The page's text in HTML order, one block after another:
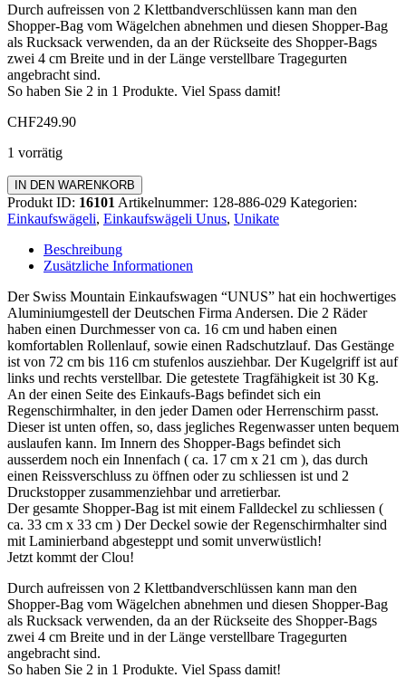
Durch aufreissen von 2 Klettbandverschlüssen kann man den
Shopper-Bag vom Wägelchen abnehmen und diesen Shopper-Bag
als Rucksack verwenden, da an der Rückseite des Shopper-Bags
zwei 4 cm Breite und in der Länge verstellbare Tragegurten
angebracht sind.
So haben Sie 2 in 1 Produkte. Viel Spass damit!
CHF249.90
1 vorrätig
Einkaufswägeli
"UNUS"
Menge
IN DEN WARENKORB
Produkt ID: 16101 Artikelnummer: 128-886-029 Kategorien:
Einkaufswägeli, Einkaufswägeli Unus, Unikate
Beschreibung
Zusätzliche Informationen
Der Swiss Mountain Einkaufswagen “UNUS” hat ein hochwertiges
Aluminiumgestell der Deutschen Firma Andersen. Die 2 Räder
haben einen Durchmesser von ca. 16 cm und haben einen
komfortablen Rollenlauf, sowie einen Radschutzlauf. Das Gestänge
ist von 72 cm bis 116 cm stufenlos ausziehbar. Der Kugelgriff ist auf
links und rechts verstellbar. Die getestete Tragfähigkeit ist 30 Kg.
An der einen Seite des Einkaufs-Bags befindet sich ein
Regenschirmhalter, in den jeder Damen oder Herrenschirm passt.
Dieser ist unten offen, so, dass jegliches Regenwasser unten bequem
auslaufen kann. Im Innern des Shopper-Bags befindet sich
ausserdem noch ein Innenfach ( ca. 17 cm x 21 cm ), das durch
einen Reissverschluss zu öffnen oder zu schliessen ist und 2
Druckstopper zusammenziehbar und arretierbar.
Der gesamte Shopper-Bag ist mit einem Falldeckel zu schliessen (
ca. 33 cm x 33 cm ) Der Deckel sowie der Regenschirmhalter sind
mit Laminierband abgesteppt und somit unverwüstlich!
Jetzt kommt der Clou!
Durch aufreissen von 2 Klettbandverschlüssen kann man den
Shopper-Bag vom Wägelchen abnehmen und diesen Shopper-Bag
als Rucksack verwenden, da an der Rückseite des Shopper-Bags
zwei 4 cm Breite und in der Länge verstellbare Tragegurten
angebracht sind.
So haben Sie 2 in 1 Produkte. Viel Spass damit!